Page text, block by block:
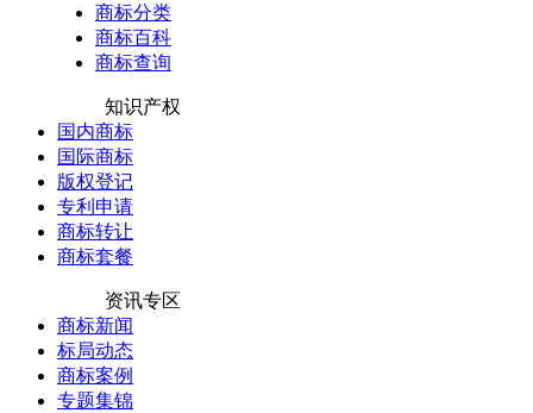
商标分类
商标百科
商标查询
知识产权
国内商标
国际商标
版权登记
专利申请
商标转让
商标套餐
资讯专区
商标新闻
标局动态
商标案例
专题集锦